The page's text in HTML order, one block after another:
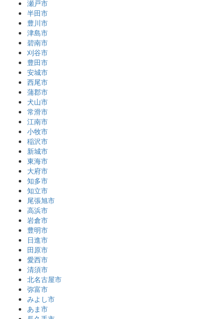
瀬戸市
半田市
豊川市
津島市
碧南市
刈谷市
豊田市
安城市
西尾市
蒲郡市
犬山市
常滑市
江南市
小牧市
稲沢市
新城市
東海市
大府市
知多市
知立市
尾張旭市
高浜市
岩倉市
豊明市
日進市
田原市
愛西市
清須市
北名古屋市
弥富市
みよし市
あま市